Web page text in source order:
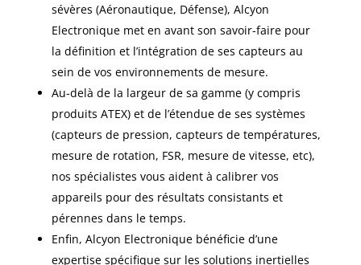
sévères (Aéronautique, Défense), Alcyon
Electronique met en avant son savoir-faire pour
la définition et l’intégration de ses capteurs au
sein de vos environnements de mesure.​
Au-delà de la largeur de sa gamme (y compris
produits ATEX) et de l’étendue de ses systèmes
(capteurs de pression, capteurs de températures,
mesure de rotation, FSR, mesure de vitesse, etc),
nos spécialistes vous aident à calibrer vos
appareils pour des résultats consistants et
pérennes dans le temps. ​
Enfin, Alcyon Electronique bénéficie d’une
expertise spécifique sur les solutions inertielles